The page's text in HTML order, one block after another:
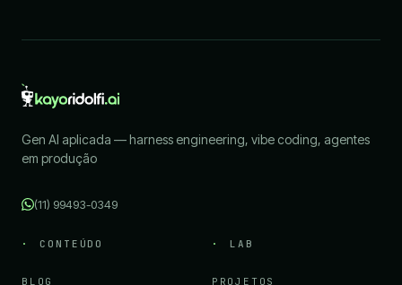
Gen AI aplicada — harness engineering, vibe coding, agentes
em produção
(11) 99493-0349
CONTEÚDO
BLOG
LAB
PROJETOS